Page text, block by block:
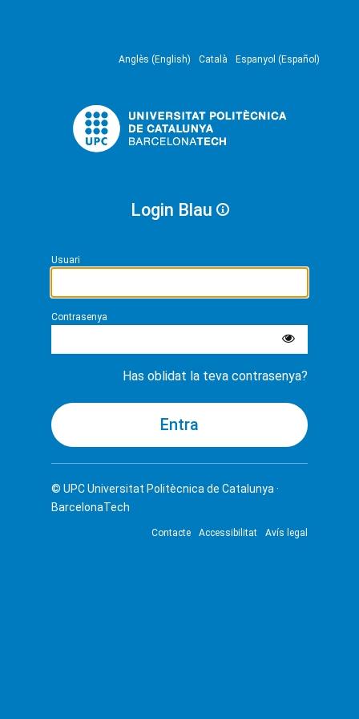
Anglès (English) Català Espanyol (Español)
Login Blau
Usuari
Contrasenya
Has oblidat la teva contrasenya?
© UPCUniversitat Politècnica de Catalunya ·
BarcelonaTech
Contacte Accessibilitat Avís legal